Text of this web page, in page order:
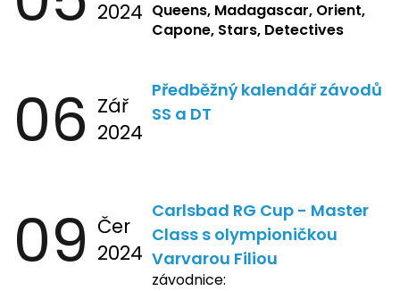
2024 Queens, Madagascar, Orient,
Capone, Stars, Detectives
06 Zář
2024
Předběžný kalendář závodů
SS a DT
09 Čer
2024
Carlsbad RG Cup - Master
Class s olympioničkou
Varvarou Filiou
závodnice: